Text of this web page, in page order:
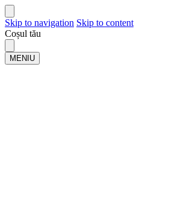
Skip to navigation Skip to content
Coșul tău
MENIU